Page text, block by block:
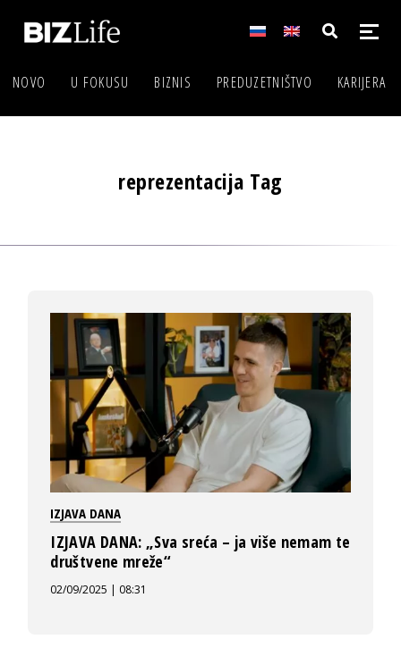
NOVO U FOKUSU BIZNIS PREDUZETNIŠTVO KARIJERA
reprezentacija Tag
IZJAVA DANA
IZJAVA DANA: „Sva sreća – ja više nemam te
društvene mreže“
02/09/2025 | 08:31